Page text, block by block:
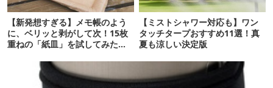
【新発想すぎる】メモ帳のよう
に、ベリッと剥がして次！15枚
重ねの「紙皿」を試してみた
【ミストシャワー対応も】ワン
タッチタープおすすめ11選！真
夏も涼しい決定版